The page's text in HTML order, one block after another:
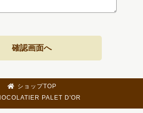
確認画面へ
ショップTOP
PALET D'OR